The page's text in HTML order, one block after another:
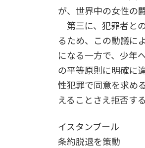
が、世界中の女性の
第三に、犯罪者と
るため、この動議に
になる一方で、少年
の平等原則に明確に
性犯罪で同意を求め
えることさえ拒否する
イスタンブール
条約脱退を策動